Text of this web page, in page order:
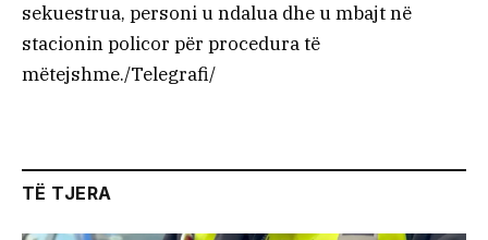
sekuestrua, personi u ndalua dhe u mbajt në
stacionin policor për procedura të
mëtejshme./Telegrafi/
TË TJERA